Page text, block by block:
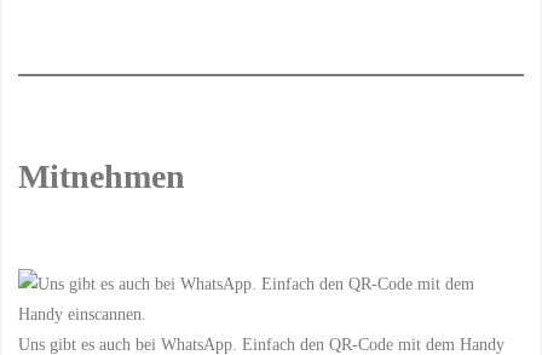
Mitnehmen
Uns gibt es auch bei WhatsApp. Einfach den QR-Code mit dem Handy